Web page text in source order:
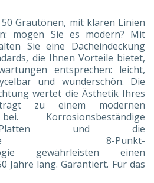
Grautönen, mit klaren Linien
mögen Sie es modern? Mit
Sie eine Dacheindeckung
die Ihnen Vorteile bietet,
entsprechen: leicht,
und wunderschön. Die
wertet die Ästhetik Ihres
zu einem modernen
Korrosionsbeständige
Stahl-Platten und die
8-Punkt-
gewährleisten einen
Jahre lang. Garantiert. Für das